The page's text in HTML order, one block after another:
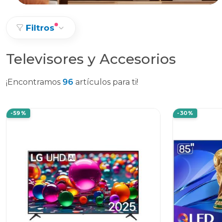
Filtros
Televisores y Accesorios
¡Encontramos 96 artículos para ti!
-59% -30%